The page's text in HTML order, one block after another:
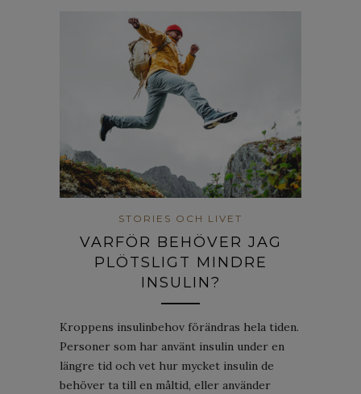
STORIES OCH LIVET
VARFÖR BEHÖVER JAG
PLÖTSLIGT MINDRE
INSULIN?
Kroppens insulinbehov förändras hela tiden.
Personer som har använt insulin under en
längre tid och vet hur mycket insulin de
behöver ta till en måltid, eller använder